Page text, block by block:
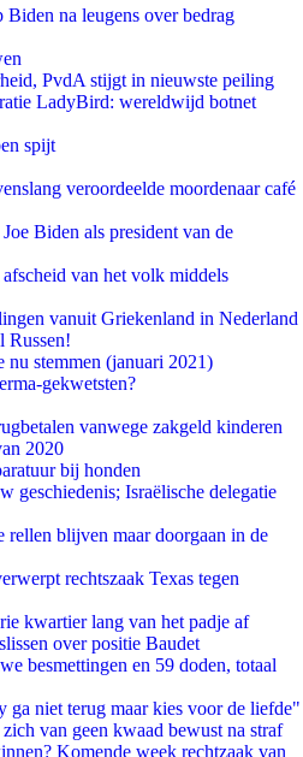
na leugens over bedrag
PvdA stijgt in nieuwste peiling
LadyBird: wereldwijd botnet
spijt
veroordeelde moordenaar café
Biden als president van de
van het volk middels
vanuit Griekenland in Nederland
Russen!
stemmen (januari 2021)
gekwetsten?
vanwege zakgeld kinderen
2020
bij honden
geschiedenis; Israëlische delegatie
rellen blijven maar doorgaan in de
rechtszaak Texas tegen
kwartier lang van het padje af
over positie Baudet
besmettingen en 59 doden, totaal
ga niet terug maar kies voor de liefde"
van geen kwaad bewust na straf
Komende week rechtzaak van